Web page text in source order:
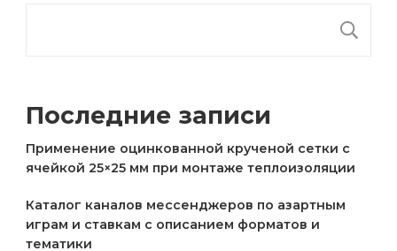
Последние записи
Применение оцинкованной крученой сетки с
ячейкой 25×25 мм при монтаже теплоизоляции
Каталог каналов мессенджеров по азартным
играм и ставкам с описанием форматов и
тематики